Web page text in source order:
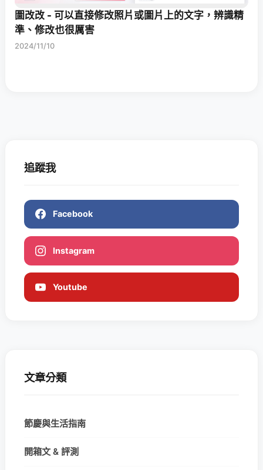
圖改改 - 可以直接修改照片或圖片上的文字，辨識精
準、修改也很厲害
2024/11/10
追蹤我
Facebook
Instagram
Youtube
文章分類
節慶與生活指南
開箱文 & 評測